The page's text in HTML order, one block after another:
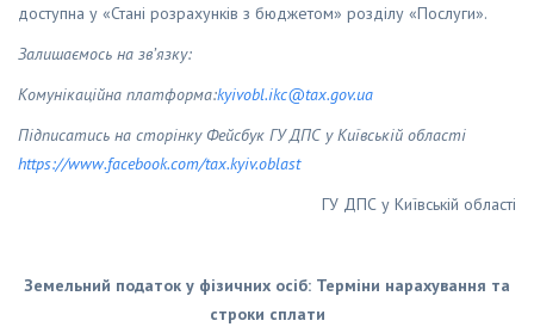
доступна у «Стані розрахунків з бюджетом» розділу «Послуги».
Залишаємось на зв’язку:
Комунікаційна платформа:kyivobl.ikc@tax.gov.ua
Підписатись на сторінку Фейсбук ГУ ДПС у Київській області
https://www.facebook.com/tax.kyiv.oblast
ГУ ДПС у Київській області
Земельний податок у фізичних осіб: Терміни нарахування та
строки сплати